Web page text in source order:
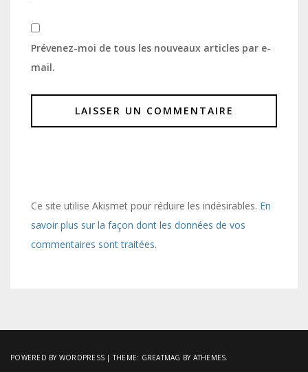
Prévenez-moi de tous les nouveaux articles par e-
mail.
Ce site utilise Akismet pour réduire les indésirables. En
savoir plus sur la façon dont les données de vos
commentaires sont traitées.
POWERED BY WORDPRESS |THEME: GREATMAG BY ATHEMES.